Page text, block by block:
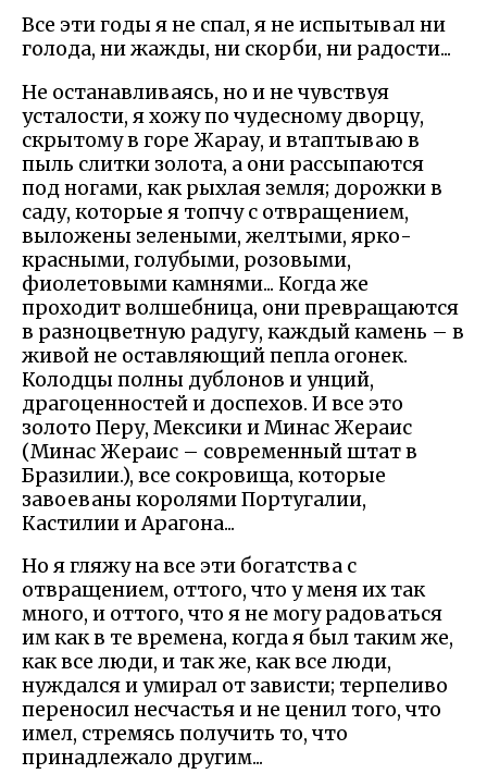
Все эти годы я не спал, я не испытывал ни
голода, ни жажды, ни скорби, ни радости...
Не останавливаясь, но и не чувствуя
усталости, я хожу по чудесному дворцу,
скрытому в горе Жарау, и втаптываю в
пыль слитки золота, а они рассыпаются
под ногами, как рыхлая земля; дорожки в
саду, которые я топчу с отвращением,
выложены зелеными, желтыми, ярко-
красными, голубыми, розовыми,
фиолетовыми камнями... Когда же
проходит волшебница, они превращаются
в разноцветную радугу, каждый камень – в
живой не оставляющий пепла огонек.
Колодцы полны дублонов и унций,
драгоценностей и доспехов. И все это
золото Перу, Мексики и Минас Жераис
(Минас Жераис – современный штат в
Бразилии.), все сокровища, которые
завоеваны королями Португалии,
Кастилии и Арагона...
Но я гляжу на все эти богатства с
отвращением, оттого, что у меня их так
много, и оттого, что я не могу радоваться
им как в те времена, когда я был таким же,
как все люди, и так же, как все люди,
нуждался и умирал от зависти; терпеливо
переносил несчастья и не ценил того, что
имел, стремясь получить то, что
принадлежало другим...